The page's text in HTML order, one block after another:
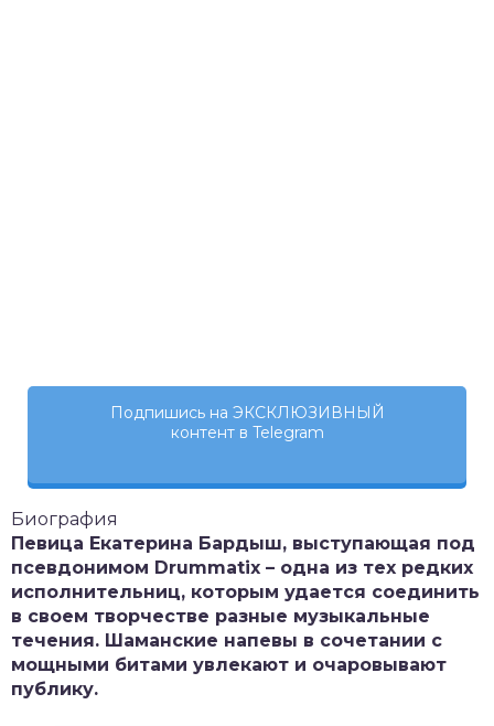
Подпишись на ЭКСКЛЮЗИВНЫЙ
контент в Telegram
Биография
Певица Екатерина Бардыш, выступающая под
псевдонимом Drummatix – одна из тех редких
исполнительниц, которым удается соединить
в своем творчестве разные музыкальные
течения. Шаманские напевы в сочетании с
мощными битами увлекают и очаровывают
публику.